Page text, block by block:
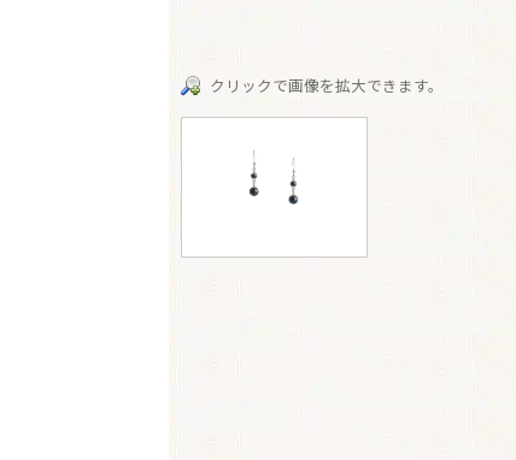
クリックで画像を拡大できます。